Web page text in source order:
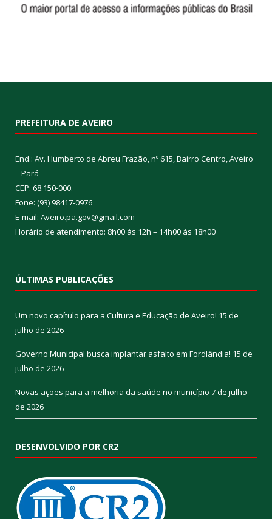
PREFEITURA DE AVEIRO
End.: Av. Humberto de Abreu Frazão, nº 615, Bairro Centro, Aveiro
– Pará
CEP: 68.150-000.
Fone: (93) 98417-0976
E-mail: Aveiro.pa.gov@gmail.com
Horário de atendimento: 8h00 às 12h – 14h00 às 18h00
ÚLTIMAS PUBLICAÇÕES
Um novo capítulo para a Cultura e Educação de Aveiro! 15 de
julho de 2026
Governo Municipal busca implantar asfalto em Fordlândia! 15 de
julho de 2026
Novas ações para a melhoria da saúde no município 7 de julho
de 2026
DESENVOLVIDO POR CR2